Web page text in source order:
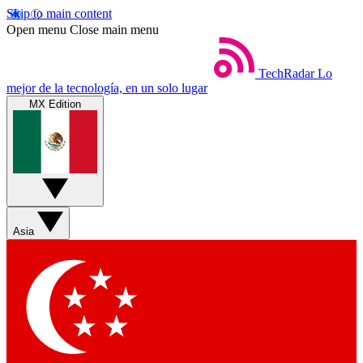
Skip to main content
Open menu Close main menu
TechRadar Lo
mejor de la tecnología, en un solo lugar
MX Edition
Asia